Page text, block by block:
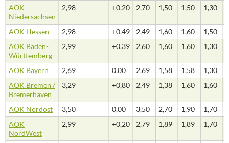
AOK
Niedersachsen
2,98 +0,20 2,70 1,50 1,50 1,30
AOK Hessen 2,98 +0,49 2,49 1,60 1,60 1,50
AOK Baden-
Württemberg
2,99 +0,39 2,60 1,60 1,60 1,30
AOK Bayern 2,69 0,00 2,69 1,58 1,58 1,30
AOK Bremen /
Bremerhaven
3,29 +0,80 2,49 1,38 1,60 1,60
AOK Nordost 3,50 0,00 3,50 2,70 1,90 1,70
AOK
NordWest
2,99 +0,20 2,79 1,89 1,89 1,70